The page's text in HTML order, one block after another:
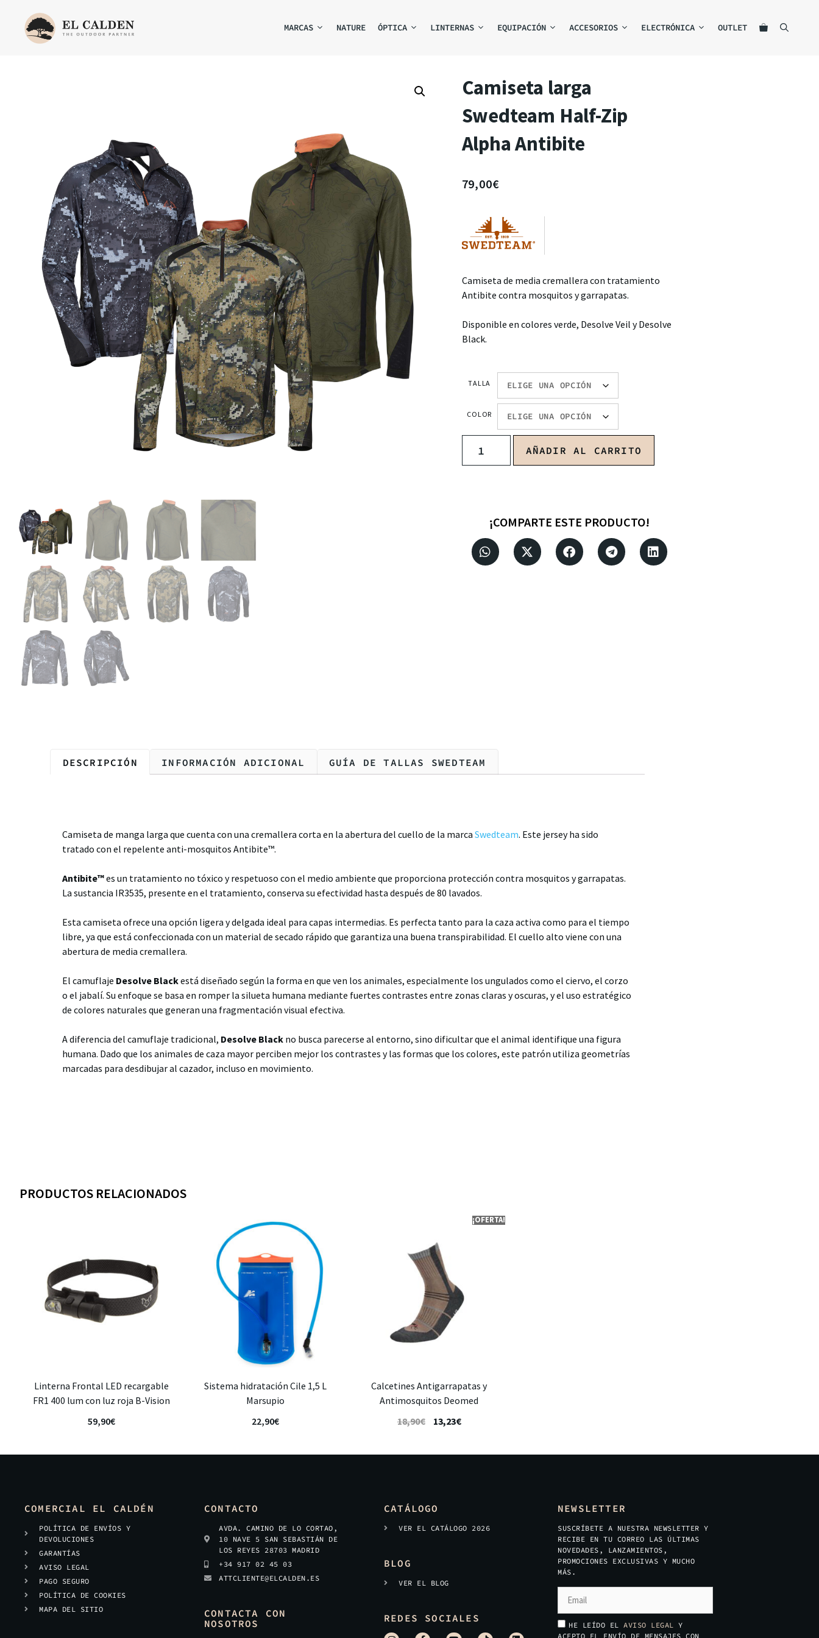
MARCAS NATURE ÓPTICA LINTERNAS EQUIPACIÓN ACCESORIOS ELECTRÓNICA OUTLET
Camiseta larga
Swedteam Half-Zip
Alpha Antibite
79,00€
Camiseta de media cremallera con tratamiento
Antibite contra mosquitos y garrapatas.
Disponible en colores verde, Desolve Veil y Desolve
Black.
TALLA
COLOR
AÑADIR AL CARRITO
¡COMPARTE ESTE PRODUCTO!
DESCRIPCIÓN INFORMACIÓN ADICIONAL GUÍA DE TALLAS SWEDTEAM
Camiseta de manga larga que cuenta con una cremallera corta en la abertura del cuello de la marcaSwedteam. Este jersey ha sido
tratado con el repelente anti-mosquitos Antibite™.
Antibite™es un tratamiento no tóxico y respetuoso con el medio ambiente que proporciona protección contra mosquitos y garrapatas.
La sustancia IR3535, presente en el tratamiento, conserva su efectividad hasta después de 80 lavados.
Esta camiseta ofrece una opción ligera y delgada ideal para capas intermedias. Es perfecta tanto para la caza activa como para el tiempo
libre, ya que está confeccionada con un material de secado rápido que garantiza una buena transpirabilidad. El cuello alto viene con una
abertura de media cremallera.
El camuflaje Desolve Blackestá diseñado según la forma en que ven los animales, especialmente los ungulados como el ciervo, el corzo
o el jabalí. Su enfoque se basa en romper la silueta humana mediante fuertes contrastes entre zonas claras y oscuras, y el uso estratégico
de colores naturales que generan una fragmentación visual efectiva.
A diferencia del camuflaje tradicional, Desolve Black no busca parecerse al entorno, sino dificultar que el animal identifique una figura
humana. Dado que los animales de caza mayor perciben mejor los contrastes y las formas que los colores, este patrón utiliza geometrías
marcadas para desdibujar al cazador, incluso en movimiento.
PRODUCTOS RELACIONADOS
Linterna Frontal LED recargable
FR1 400 lum con luz roja B-Vision
59,90€
Sistema hidratación Cile 1,5 L
Marsupio
22,90€
¡OFERTA!
Calcetines Antigarrapatas y
Antimosquitos Deomed
18,90€ 13,23€
COMERCIAL EL CALDÉN
POLÍTICA DE ENVÍOS Y
DEVOLUCIONES
GARANTÍAS
AVISO LEGAL
PAGO SEGURO
POLÍTICA DE COOKIES
MAPA DEL SITIO
CONTACTO
AVDA. CAMINO DE LO CORTAO,
10 NAVE 5 SAN SEBASTIÁN DE
LOS REYES 28703 MADRID
+34 917 02 45 03
ATTCLIENTE@ELCALDEN.ES
CONTACTA CON
NOSOTROS
CATÁLOGO
VER EL CATÁLOGO 2026
BLOG
VER EL BLOG
REDES SOCIALES
NEWSLETTER
SUSCRÍBETE A NUESTRA NEWSLETTER Y
RECIBE EN TU CORREO LAS ÚLTIMAS
NOVEDADES, LANZAMIENTOS,
PROMOCIONES EXCLUSIVAS Y MUCHO
MÁS.
HE LEÍDO EL AVISO LEGAL Y
ACEPTO EL ENVÍO DE MENSAJES CON